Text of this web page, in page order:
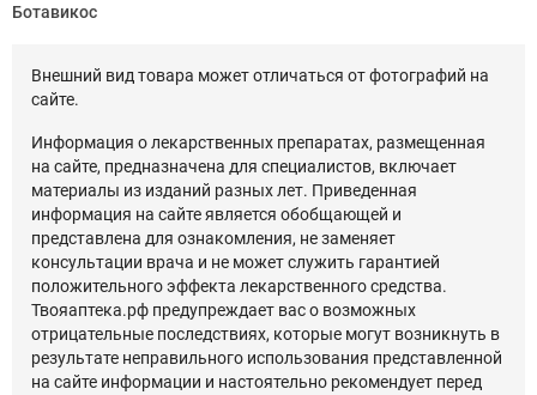
Ботавикос
Внешний вид товара может отличаться от фотографий на
сайте.
Информация о лекарственных препаратах, размещенная
на сайте, предназначена для специалистов, включает
материалы из изданий разных лет. Приведенная
информация на сайте является обобщающей и
представлена для ознакомления, не заменяет
консультации врача и не может служить гарантией
положительного эффекта лекарственного средства.
Твояаптека.рф предупреждает вас о возможных
отрицательные последствиях, которые могут возникнуть в
результате неправильного использования представленной
на сайте информации и настоятельно рекомендует перед